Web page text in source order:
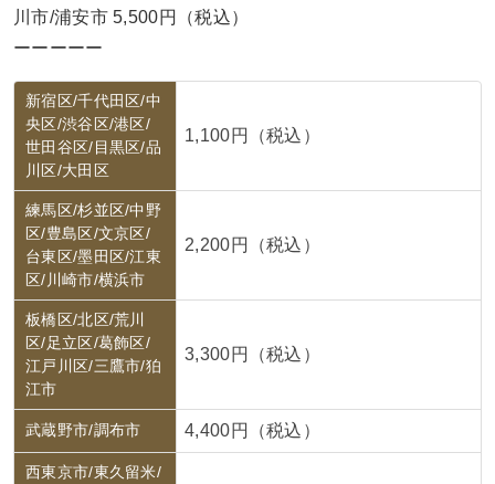
川市/浦安市 5,500円（税込）
ーーーーー
新宿区/千代田区/中
央区/渋谷区/港区/
世田谷区/目黒区/品
川区/大田区
1,100円（税込）
練馬区/杉並区/中野
区/豊島区/文京区/
台東区/墨田区/江東
区/川崎市/横浜市
2,200円（税込）
板橋区/北区/荒川
区/足立区/葛飾区/
江戸川区/三鷹市/狛
江市
3,300円（税込）
武蔵野市/調布市 4,400円（税込）
西東京市/東久留米/